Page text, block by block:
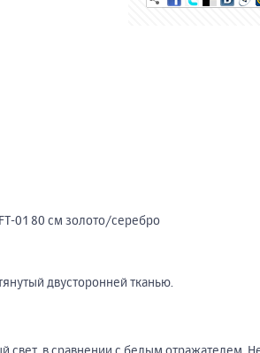
01 80 см золото/серебро
двусторонней тканью.